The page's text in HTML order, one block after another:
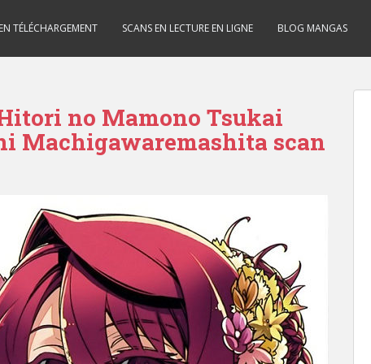
TÉLÉCHARGEMENT SCANS EN LECTURE EN LIGNE BLOG MANGAS
no Mamono Tsukai
Machigawaremashita scan